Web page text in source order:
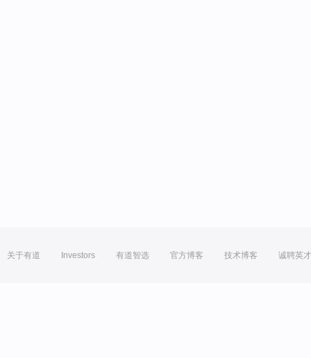
关于有道 Investors 有道智选 官方博客 技术博客 诚聘英才